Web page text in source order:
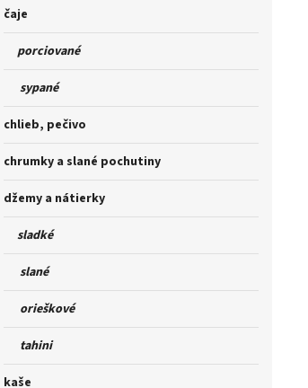
čaje
porciované
sypané
chlieb, pečivo
chrumky a slané pochutiny
džemy a nátierky
sladké
slané
orieškové
tahini
kaše